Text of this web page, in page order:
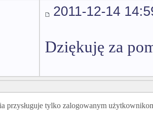
2011-12-14
Dziękuję za
przysługuje tylko zalogowanym